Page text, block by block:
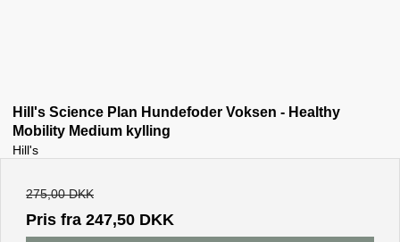
Hill's Science Plan Hundefoder Voksen - Healthy
Mobility Medium kylling
Hill's
275,00 DKK
Pris fra 247,50 DKK